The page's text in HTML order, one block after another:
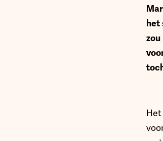
het